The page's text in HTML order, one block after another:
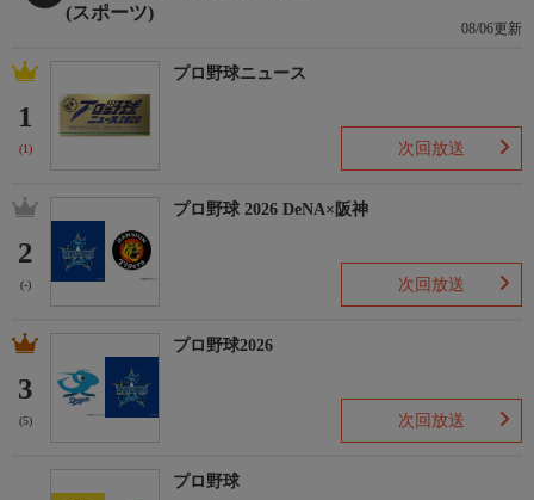
(スポーツ)
08/06更新
1
(1)
プロ野球ニュース
次回放送
2
(-)
プロ野球 2026 DeNA×阪神
次回放送
3
(5)
プロ野球2026
次回放送
プロ野球